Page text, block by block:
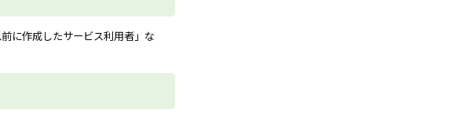
に作成したサービス利用者」な